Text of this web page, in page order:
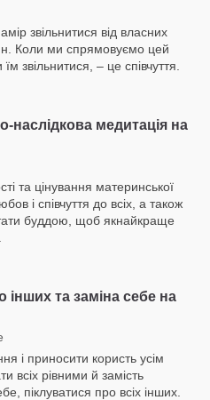
звільнитися від власних
Коли ми спрямовуємо цей
звільнитися, – це співчуття.
наслідкова медитація на
та цінування материнської
і співчуття до всіх, а також
буддою, щоб якнайкраще
інших та заміна себе на
і приносити користь усім
всіх рівними й замість
піклуватися про всіх інших.